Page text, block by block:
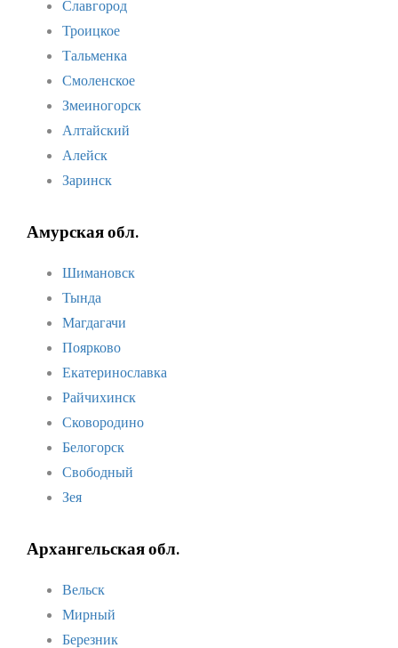
Славгород
Троицкое
Тальменка
Смоленское
Змеиногорск
Алтайский
Алейск
Заринск
Амурская обл.
Шимановск
Тында
Магдагачи
Поярково
Екатеринославка
Райчихинск
Сковородино
Белогорск
Свободный
Зея
Архангельская обл.
Вельск
Мирный
Березник